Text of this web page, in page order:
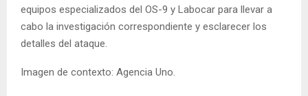
equipos especializados del OS-9 y Labocar para llevar a
cabo la investigación correspondiente y esclarecer los
detalles del ataque.
Imagen de contexto: Agencia Uno.